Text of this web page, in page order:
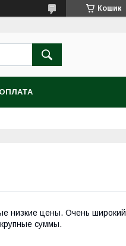
Кошик
низкие цены. Очень широкий
суммы.